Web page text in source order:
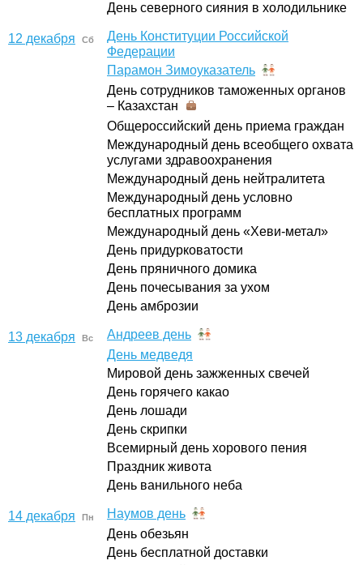
День северного сияния в холодильнике
12 декабря Сб
День Конституции Российской
Федерации
Парамон Зимоуказатель
День сотрудников таможенных органов
– Казахстан
Общероссийский день приема граждан
Международный день всеобщего охвата
услугами здравоохранения
Международный день нейтралитета
Международный день условно
бесплатных программ
Международный день «Хеви-метал»
День придурковатости
День пряничного домика
День почесывания за ухом
День амброзии
13 декабря Вс
Андреев день
День медведя
Мировой день зажженных свечей
День горячего какао
День лошади
День скрипки
Всемирный день хорового пения
Праздник живота
День ванильного неба
14 декабря Пн
Наумов день
День обезьян
День бесплатной доставки